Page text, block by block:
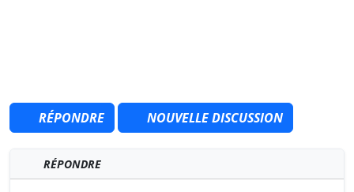
RÉPONDRE NOUVELLE DISCUSSION
RÉPONDRE